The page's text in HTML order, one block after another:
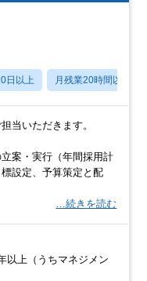
日以上 月残業20時間以内
当いただきます。
立案・実行（年間採用計
設定、予算策定と配
…続きを読む
以上（うちマネジメン